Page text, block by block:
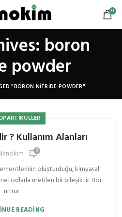
0
boron
powder
"BORON NITRIDE POWDER"
? Kullanım Alanları
0
oluşturduğu, kimyasal
üretilen bir bileşiktir. Bor
nitrür ...
READING